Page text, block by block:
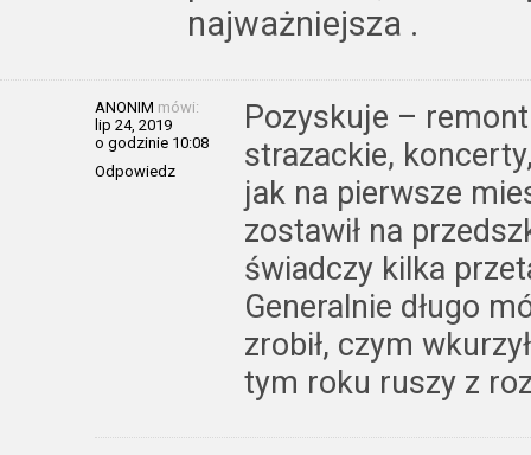
najważniejsza .
ANONIM mówi:
lip 24, 2019
o godzinie 10:08
Odpowiedz
Pozyskuje –
strazackie,
jak na pierwsze
zostawił na
świadczy kilka
Generalnie długo
zrobił, czym
tym roku ruszy z